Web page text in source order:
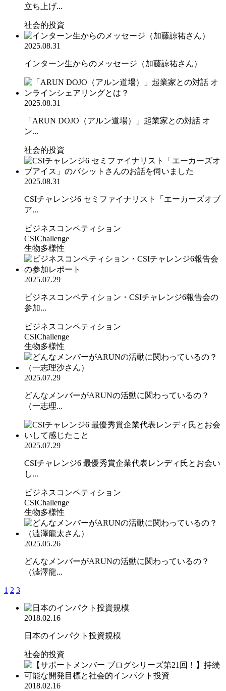
立ち上げ...
社会的投資
2025.08.31
インターン生からのメッセージ（加藤諒祐さん）
2025.08.31
「ARUN DOJO（アルン道場）」起業家との対話 オ
ン...
社会的投資
2025.08.31
CSIチャレンジ6 セミファイナリスト「エーカーズオブ
ア...
ビジネスコンペティション
CSIChallenge
生物多様性
2025.07.29
ビジネスコンペティション・CSIチャレンジ6報告会の
参加...
ビジネスコンペティション
CSIChallenge
生物多様性
2025.07.29
どんなメンバーがARUNの活動に関わっているの？
（一志理...
2025.07.29
CSIチャレンジ6 最優秀賞企業代表レンディ氏とお会い
し...
ビジネスコンペティション
CSIChallenge
生物多様性
2025.05.26
どんなメンバーがARUNの活動に関わっているの？
（澁澤龍...
1 2 3
2018.02.16
日本のインパクト投資規模
社会的投資
2018.02.16